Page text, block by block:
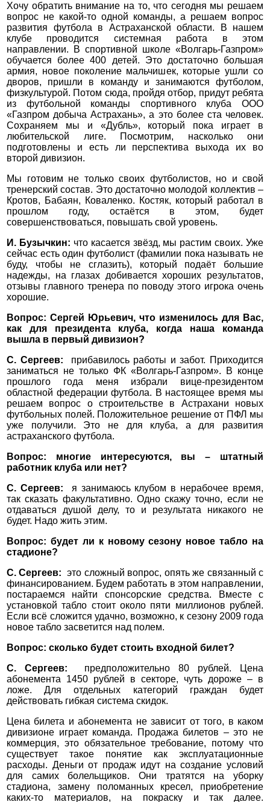
Хочу обратить внимание на то, что сегодня мы решаем
вопрос не какой-то одной команды, а решаем вопрос
развития футбола в Астраханской области. В нашем
клубе проводится системная работа в этом
направлении. В спортивной школе «Волгарь-Газпром»
обучается более 400 детей. Это достаточно большая
армия, новое поколение мальчишек, которые ушли со
дворов, пришли в команду и занимаются футболом,
физкультурой. Потом сюда, пройдя отбор, придут ребята
из футбольной команды спортивного клуба ООО
«Газпром добыча Астрахань», а это более ста человек.
Сохраняем мы и «Дубль», который пока играет в
любительской лиге. Посмотрим, насколько они
подготовлены и есть ли перспектива выхода их во
второй дивизион.
Мы готовим не только своих футболистов, но и свой
тренерский состав. Это достаточно молодой коллектив –
Кротов, Бабаян, Коваленко. Костяк, который работал в
прошлом году, остаётся в этом, будет
совершенствоваться, повышать свой уровень.
И. Бузычкин: что касается звёзд, мы растим своих. Уже
сейчас есть один футболист (фамилии пока называть не
буду, чтобы не сглазить), который подаёт большие
надежды, на глазах добивается хороших результатов,
отзывы главного тренера по поводу этого игрока очень
хорошие.
Вопрос: Сергей Юрьевич, что изменилось для Вас,
как для президента клуба, когда наша команда
вышла в первый дивизион?
С. Сергеев: прибавилось работы и забот. Приходится
заниматься не только ФК «Волгарь-Газпром». В конце
прошлого года меня избрали вице-президентом
областной федерации футбола. В настоящее время мы
решаем вопрос о строительстве в Астрахани новых
футбольных полей. Положительное решение от ПФЛ мы
уже получили. Это не для клуба, а для развития
астраханского футбола.
Вопрос: многие интересуются, вы – штатный
работник клуба или нет?
С. Сергеев: я занимаюсь клубом в нерабочее время,
так сказать факультативно. Одно скажу точно, если не
отдаваться душой делу, то и результата никакого не
будет. Надо жить этим.
Вопрос: будет ли к новому сезону новое табло на
стадионе?
С. Сергеев: это сложный вопрос, опять же связанный с
финансированием. Будем работать в этом направлении,
постараемся найти спонсорские средства. Вместе с
установкой табло стоит около пяти миллионов рублей.
Если всё сложится удачно, возможно, к сезону 2009 года
новое табло засветится над полем.
Вопрос: сколько будет стоить входной билет?
С. Сергеев: предположительно 80 рублей. Цена
абонемента 1450 рублей в секторе, чуть дороже – в
ложе. Для отдельных категорий граждан будет
действовать гибкая система скидок.
Цена билета и абонемента не зависит от того, в каком
дивизионе играет команда. Продажа билетов – это не
коммерция, это обязательное требование, потому что
существует такое понятие как эксплуатационные
расходы. Деньги от продаж идут на создание условий
для самих болельщиков. Они тратятся на уборку
стадиона, замену поломанных кресел, приобретение
каких-то материалов, на покраску и так далее.